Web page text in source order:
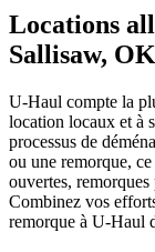
Locations
Sallisaw,
U-Haul compte la
location locaux et à
processus de
ou une remorque,
ouvertes,
Combinez vos
remorque à U-Haul